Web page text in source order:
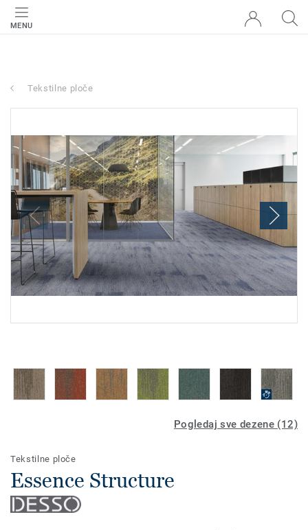
MENU
Tekstilne ploče
Pogledaj sve dezene (12)
Tekstilne ploče
Essence Structure